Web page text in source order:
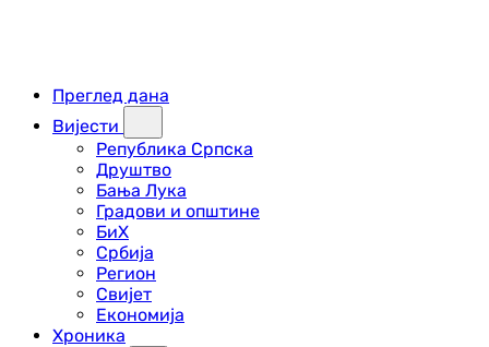
Преглед дана
Вијести
Република Српска
Друштво
Бања Лука
Градови и општине
БиХ
Србија
Регион
Свијет
Економија
Хроника